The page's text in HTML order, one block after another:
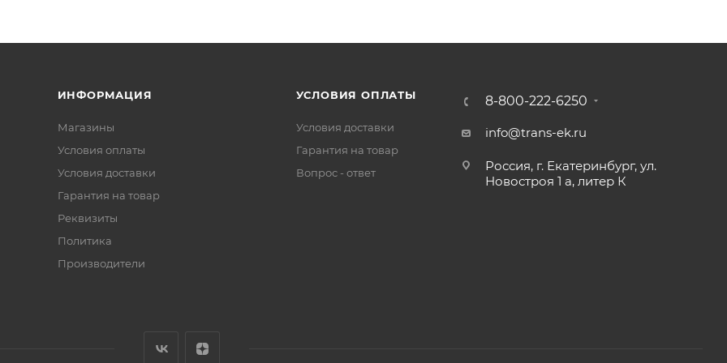
ИНФОРМАЦИЯ
Магазины
Условия оплаты
Условия доставки
Гарантия на товар
Реквизиты
Политика
Производители
УСЛОВИЯ ОПЛАТЫ
Условия доставки
Гарантия на товар
Вопрос - ответ
8-800-222-6250
info@trans-ek.ru
Россия, г. Екатеринбург, ул.
Новостроя 1 а, литер К